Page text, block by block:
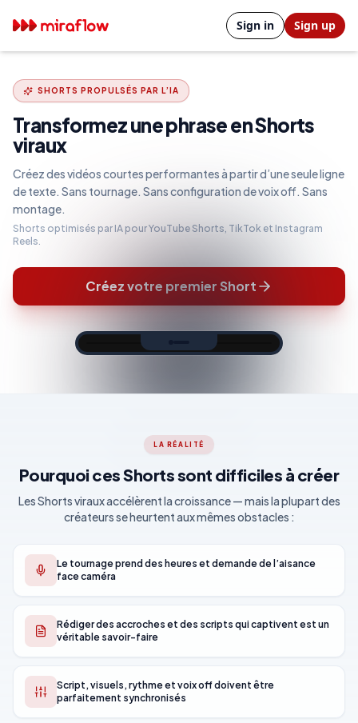
Sign in Sign up
SHORTS PROPULSÉS PAR L’IA
Transformez une phrase en Shorts
viraux
Créez des vidéos courtes performantes à partir d’une seule ligne
de texte. Sans tournage. Sans configuration de voix off. Sans
montage.
Shorts optimisés par IA pour YouTube Shorts, TikTok et Instagram
Reels.
Créez votre premier Short
LA RÉALITÉ
Pourquoi ces Shorts sont difficiles à créer
Les Shorts viraux accélèrent la croissance — mais la plupart des
créateurs se heurtent aux mêmes obstacles :
Le tournage prend des heures et demande de l’aisance
face caméra
Rédiger des accroches et des scripts qui captivent est un
véritable savoir-faire
Script, visuels, rythme et voix off doivent être
parfaitement synchronisés